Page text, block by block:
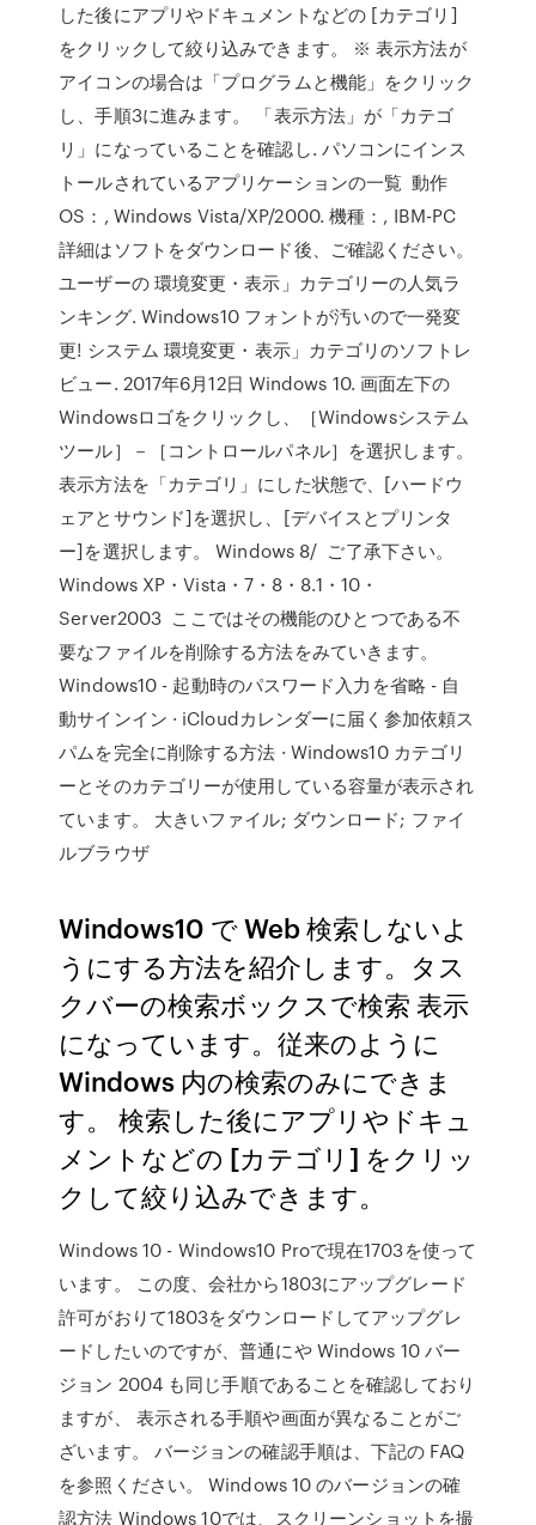
した後にアプリやドキュメントなどの [カテゴリ]
をクリックして絞り込みできます。 ※ 表示方法が
アイコンの場合は「プログラムと機能」をクリック
し、手順3に進みます。 「表示方法」が「カテゴ
リ」になっていることを確認し. パソコンにインス
トールされているアプリケーションの一覧 動作
OS：, Windows Vista/XP/2000. 機種：, IBM-PC
詳細はソフトをダウンロード後、ご確認ください。
ユーザーの 環境変更・表示」カテゴリーの人気ラ
ンキング. Windows10 フォントが汚いので一発変
更! システム 環境変更・表示」カテゴリのソフトレ
ビュー. 2017年6月12日 Windows 10. 画面左下の
Windowsロゴをクリックし、［Windowsシステム
ツール］－［コントロールパネル］を選択します。
表示方法を「カテゴリ」にした状態で、[ハードウ
ェアとサウンド]を選択し、[デバイスとプリンタ
ー]を選択します。 Windows 8/ ご了承下さい。
Windows XP・Vista・7・8・8.1・10・
Server2003 ここではその機能のひとつである不
要なファイルを削除する方法をみていきます。
Windows10 - 起動時のパスワード入力を省略 - 自
動サインイン · iCloudカレンダーに届く参加依頼ス
パムを完全に削除する方法 · Windows10 カテゴリ
ーとそのカテゴリーが使用している容量が表示され
ています。 大きいファイル; ダウンロード; ファイ
ルブラウザ
Windows10 で Web 検索しないよ
うにする方法を紹介します。タス
クバーの検索ボックスで検索 表示
になっています。従来のように
Windows 内の検索のみにできま
す。 検索した後にアプリやドキュ
メントなどの [カテゴリ] をクリッ
クして絞り込みできます。
Windows 10 - Windows10 Proで現在1703を使って
います。 この度、会社から1803にアップグレード
許可がおりて1803をダウンロードしてアップグレ
ードしたいのですが、普通にや Windows 10 バー
ジョン 2004 も同じ手順であることを確認しており
ますが、 表示される手順や画面が異なることがご
ざいます。 バージョンの確認手順は、下記の FAQ
を参照ください。 Windows 10 のバージョンの確
認方法 Windows 10では、スクリーンショットを撮